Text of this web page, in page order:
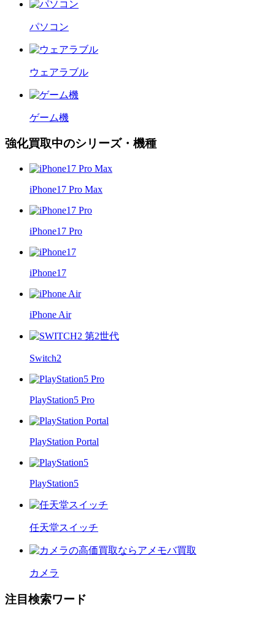
パソコン
ウェアラブル
ゲーム機
強化買取中のシリーズ・機種
iPhone17 Pro Max
iPhone17 Pro
iPhone17
iPhone Air
Switch2
PlayStation5 Pro
PlayStation Portal
PlayStation5
任天堂スイッチ
カメラ
注目検索ワード